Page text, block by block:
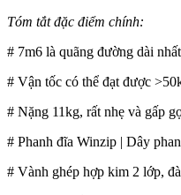
Tóm tắt đặc điểm chính:
# 7m6 là quãng đường dài
# Vận tốc có thể đạt được
# Nặng 11kg, rất nhẹ và gấp
# Phanh đĩa Winzip | Dây
# Vành ghép hợp kim 2 lớp,